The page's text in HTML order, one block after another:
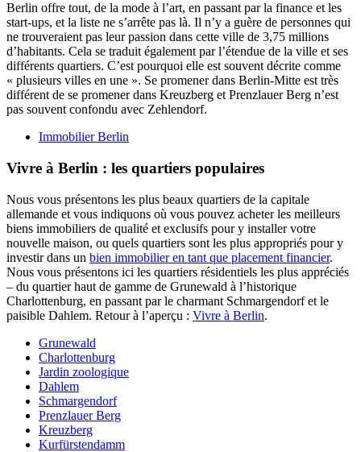
Berlin offre tout, de la mode à l’art, en passant par la finance et les
start-ups, et la liste ne s’arrête pas là. Il n’y a guère de personnes qui
ne trouveraient pas leur passion dans cette ville de 3,75 millions
d’habitants. Cela se traduit également par l’étendue de la ville et ses
différents quartiers. C’est pourquoi elle est souvent décrite comme
« plusieurs villes en une ». Se promener dans Berlin-Mitte est très
différent de se promener dans Kreuzberg et Prenzlauer Berg n’est
pas souvent confondu avec Zehlendorf.
Immobilier Berlin
Vivre à Berlin : les quartiers populaires
Nous vous présentons les plus beaux quartiers de la capitale
allemande et vous indiquons où vous pouvez acheter les meilleurs
biens immobiliers de qualité et exclusifs pour y installer votre
nouvelle maison, ou quels quartiers sont les plus appropriés pour y
investir dans un bien immobilier en tant que placement financier.
Nous vous présentons ici les quartiers résidentiels les plus appréciés
– du quartier haut de gamme de Grunewald à l’historique
Charlottenburg, en passant par le charmant Schmargendorf et le
paisible Dahlem. Retour à l’aperçu : Vivre à Berlin.
Grunewald
Charlottenburg
Jardin zoologique
Dahlem
Schmargendorf
Prenzlauer Berg
Kreuzberg
Kurfürstendamm